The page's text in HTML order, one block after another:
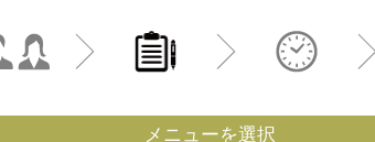
メニューを選択